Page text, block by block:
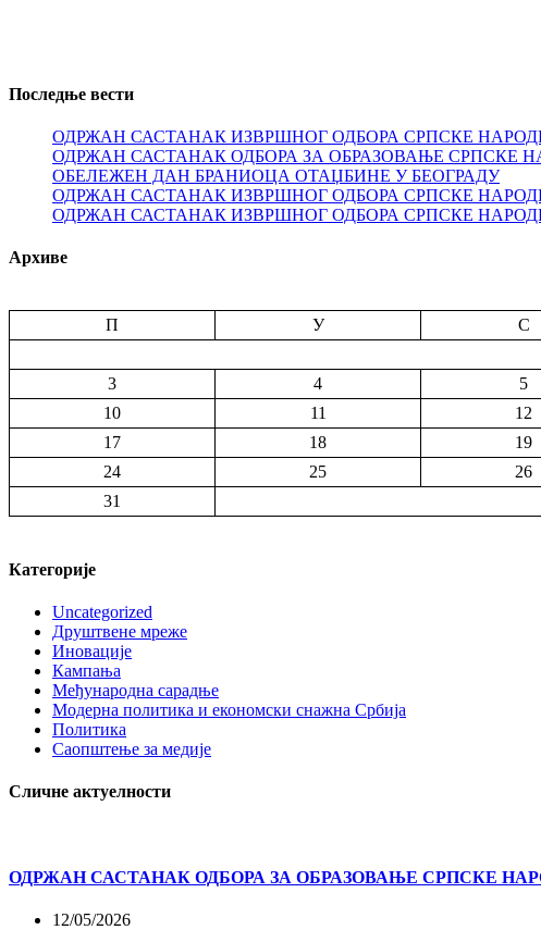
Последње вести
ОДРЖАН САСТАНАК ИЗВРШНОГ ОДБОРА СРПСКЕ
ОДРЖАН САСТАНАК ОДБОРА ЗА ОБРАЗОВАЊЕ СРПСКЕ
ОБЕЛЕЖЕН ДАН БРАНИОЦА ОТАЏБИНЕ У БЕОГРАДУ
ОДРЖАН САСТАНАК ИЗВРШНОГ ОДБОРА СРПСКЕ
ОДРЖАН САСТАНАК ИЗВРШНОГ ОДБОРА СРПСКЕ
Архиве
П
У С
3
4 5
10
11 12
17
18 19
24
25 26
31
Категорије
Uncategorized
Друштвене мреже
Иновације
Кампања
Међународна сарадње
Модерна политика и економски снажна Србија
Политика
Саопштење за медије
Сличне актуелности
ОДРЖАН САСТАНАК ОДБОРА ЗА ОБРАЗОВАЊЕ СРПСКЕ
12/05/2026